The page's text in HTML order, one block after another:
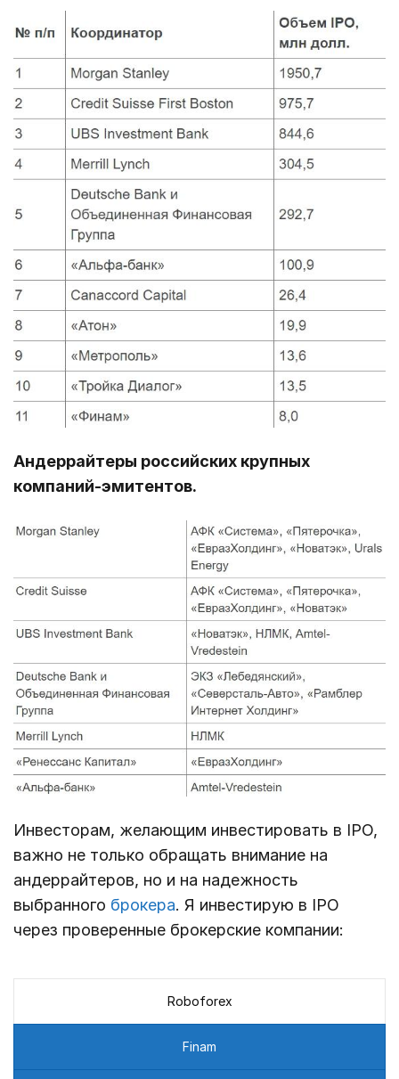
Андеррайтеры российских крупных
компаний-эмитентов.
Инвесторам, желающим инвестировать в IPO,
важно не только обращать внимание на
андеррайтеров, но и на надежность
выбранного брокера. Я инвестирую в IPO
через проверенные брокерские компании:
Roboforex
Finam